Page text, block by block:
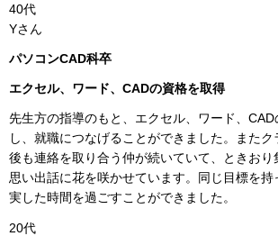
40代
Yさん
パソコンCAD科卒
エクセル、ワード、CADの資格を取得
先生方の指導のもと、エクセル、ワード、
し、就職につなげることができました。また
後も連絡を取り合う仲が続いていて、ときお
思い出話に花を咲かせています。同じ目標を
実した時間を過ごすことができました。
20代